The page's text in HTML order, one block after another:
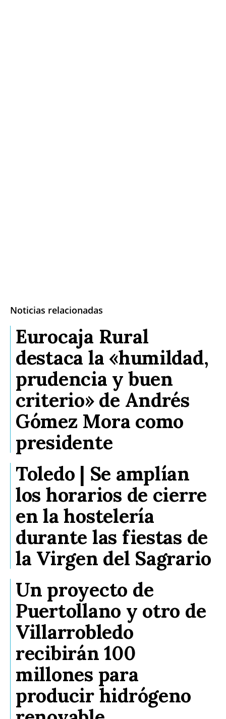
Noticias relacionadas
Eurocaja Rural
destaca la «humildad,
prudencia y buen
criterio» de Andrés
Gómez Mora como
presidente
Toledo | Se amplían
los horarios de cierre
en la hostelería
durante las fiestas de
la Virgen del Sagrario
Un proyecto de
Puertollano y otro de
Villarrobledo
recibirán 100
millones para
producir hidrógeno